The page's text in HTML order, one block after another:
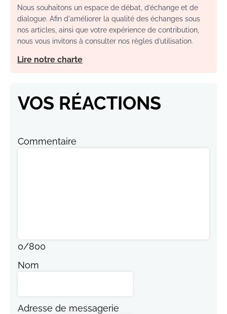
Nous souhaitons un espace de débat, d’échange et de
dialogue. Afin d'améliorer la qualité des échanges sous
nos articles, ainsi que votre expérience de contribution,
nous vous invitons à consulter nos règles d’utilisation.
Lire notre charte
VOS RÉACTIONS
Commentaire
0/800
Nom
Adresse de messagerie